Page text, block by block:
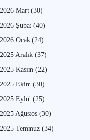
2026 Mart (30)
2026 Şubat (40)
2026 Ocak (24)
2025 Aralık (37)
2025 Kasım (22)
2025 Ekim (30)
2025 Eylül (25)
2025 Ağustos (30)
2025 Temmuz (34)